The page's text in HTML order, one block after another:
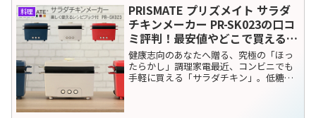
料理
PRISMATE プリズメイト サラダ
チキンメーカー PR-SK023の口コ
ミ評判！最安値やどこで買えるか
徹底調査
健康志向のあなたへ贈る、究極の「ほっ
たらかし」調理家電最近、コンビニでも
手軽に買える「サラダチキン」。低糖